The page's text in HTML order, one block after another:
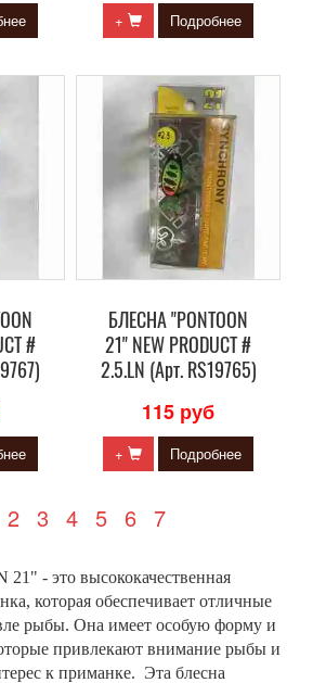
+ Подробнее
#
БЛЕСНА "PONTOON
21" NEW PRODUCT #
2.5.LN (Арт. RS19765)
115 руб
+ Подробнее
2 3 4 5 6 7
- это высококачественная
которая обеспечивает отличные
рыбы. Она имеет особую форму и
привлекают внимание рыбы и
к приманке. Эта блесна